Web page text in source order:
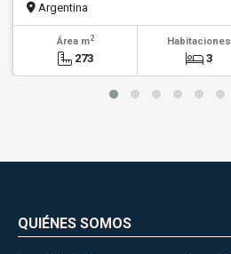
Argentina
Área m2
273
Habitaciones
3
QUIÉNES SOMOS